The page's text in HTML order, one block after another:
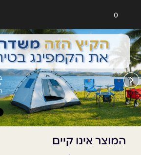
0
המוצר אינו קיים